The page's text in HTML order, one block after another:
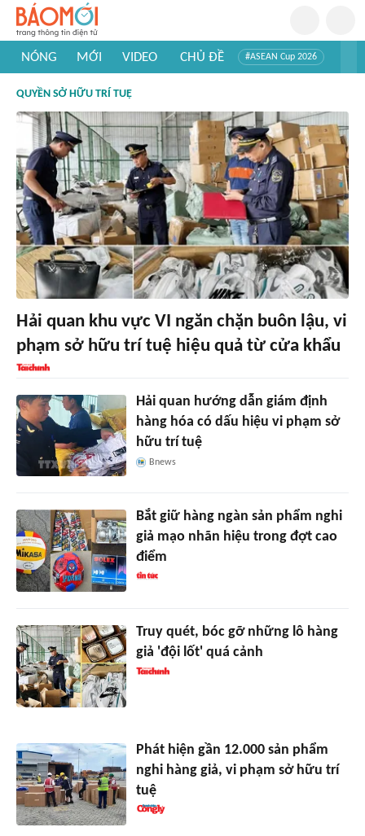
NÓNG MỚI VIDEO CHỦ ĐỀ #ASEAN Cup 2026
#Khám phá Việt Nam
QUYỀN SỞ HỮU TRÍ TUỆ
Hải quan khu vực VI ngăn chặn buôn lậu, vi
phạm sở hữu trí tuệ hiệu quả từ cửa khẩu
Hải quan hướng dẫn giám định
hàng hóa có dấu hiệu vi phạm sở
hữu trí tuệ
Bnews
Bắt giữ hàng ngàn sản phẩm nghi
giả mạo nhãn hiệu trong đợt cao
điểm
Truy quét, bóc gỡ những lô hàng
giả 'đội lốt' quá cảnh
Phát hiện gần 12.000 sản phẩm
nghi hàng giả, vi phạm sở hữu trí
tuệ